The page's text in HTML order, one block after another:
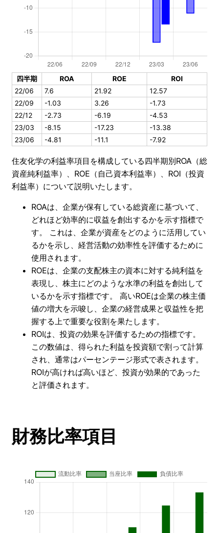
四半期 ROA ROE
ROI
22/06
7.6 21.92
12.57
22/09
-1.03 3.26
-1.73
22/12
-2.73 -6.19
-4.53
23/03
-8.15 -17.23
-13.38
23/06
-4.81 -11.1 -7.92
住友化学の利益率項目を構成している四半期別ROA（総
資産純利益率）、ROE（自己資本利益率）、ROI（投資
利益率）について説明いたします。
ROAは、企業が保有している総資産に基づいて、
どれほど効率的に収益を創出するかを示す指標で
す。 これは、企業が資産をどのように活用してい
るかを示し、経営活動の効率性を評価するために
使用されます。
ROEは、企業の支配株主の資本に対する純利益を
表現し、株主にどのような水準の利益を創出して
いるかを示す指標です。 高いROEは企業の株主価
値の増大を示唆し、企業の経営成果と収益性を把
握する上で重要な役割を果たします。
ROIは、投資の効果を評価するための指標です。
この数値は、得られた利益を投資額で割って計算
され、通常はパーセンテージ形式で表されます。
ROIが高ければ高いほど、投資が効果的であった
と評価されます。
財務比率項目